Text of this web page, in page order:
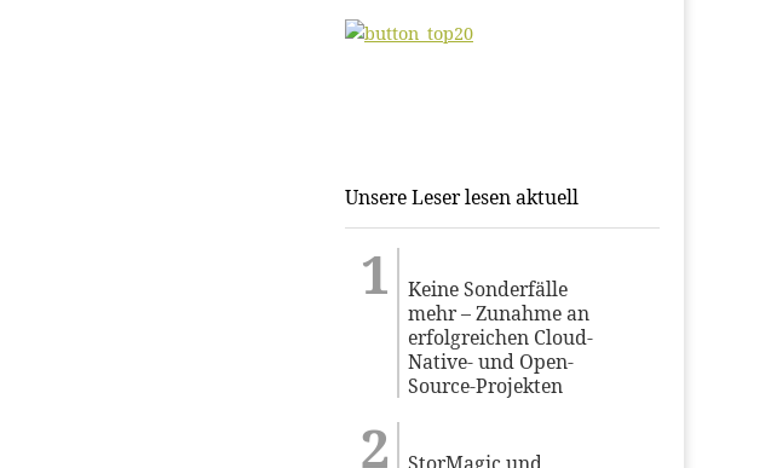
Unsere Leser lesen aktuell
Keine Sonderfälle
mehr – Zunahme an
erfolgreichen Cloud-
Native- und Open-
Source-Projekten